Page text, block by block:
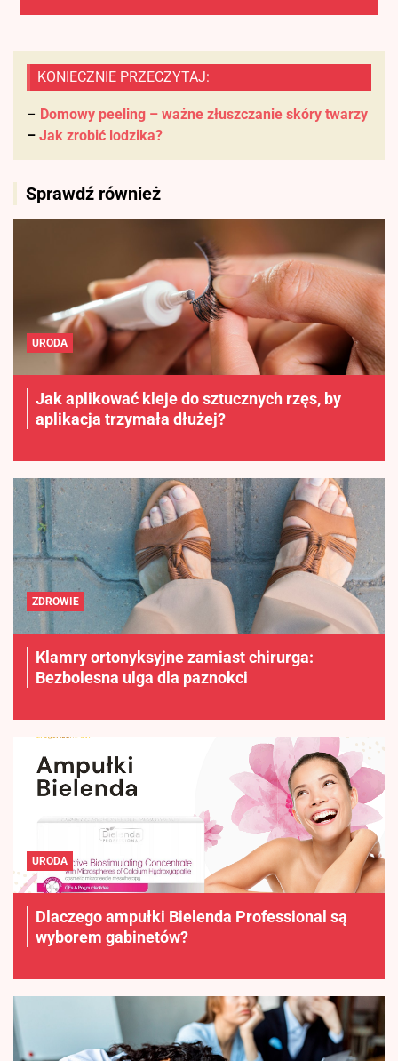
KONIECZNIE PRZECZYTAJ:
– Domowy peeling – ważne złuszczanie skóry twarzy
– Jak zrobić lodzika?
Sprawdź również
URODA
Jak aplikować kleje do sztucznych rzęs, by
aplikacja trzymała dłużej?
ZDROWIE
Klamry ortonyksyjne zamiast chirurga:
Bezbolesna ulga dla paznokci
URODA
Dlaczego ampułki Bielenda Professional są
wyborem gabinetów?